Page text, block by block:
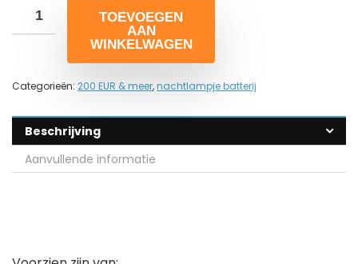
TOEVOEGEN
AAN
WINKELWAGEN
Categorieën: 200 EUR & meer,nachtlampje batterij
Beschrijving
Aanvullende informatie